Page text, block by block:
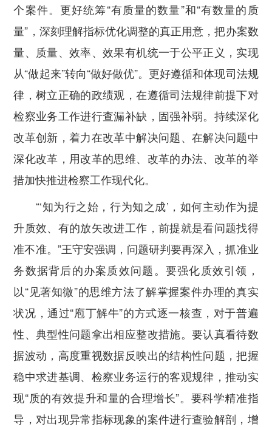
个案件。 更好统筹“有质量的数量”和“有数量的质
量”， 深刻理解指标优化调整的真正用意，把办案数
量、质量、效率、效果有机统一于公平正义，实现
从“做起来”转向“做好做优”。 更好遵循和体现司法规
律，树立正确的政绩观，在遵循司法规律前提下对
检察业务工作进行查漏补缺，固强补弱。 持续深化
改革创新，着力在改革中解决问题、在解决问题中
深化改革，用改革的思维、改革的办法、改革的举
措加快推进检察工作现代化。
“‘知为行之始，行为知之成’，如何主动作为提
升质效、有的放矢改进工作，前提就是看问题找得
准不准。”王守安强调， 问题研判要再深入，抓准业
务数据背后的办案质效问题。 要强化质效引领，
以“见著知微”的思维方法了解掌握案件办理的真实
状况，通过“庖丁解牛”的方式逐一核查，对于普遍
性、典型性问题拿出相应整改措施。 要认真看待数
据波动， 高度重视数据反映出的结构性问题，把握
稳中求进基调、检察业务运行的客观规律，推动实
现“质的有效提升和量的合理增长”。 要科学精准指
导， 对出现异常指标现象的案件进行查验解剖，增